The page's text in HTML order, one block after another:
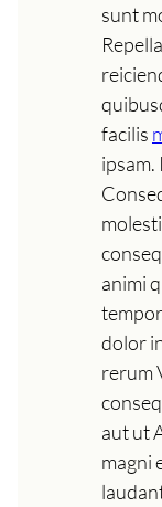
sunt
facilis
ipsam.
animi
dolor
rerum
aut ut
magni